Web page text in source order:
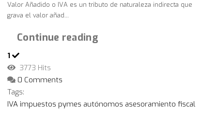
Valor Añadido o IVA es un tributo de naturaleza indirecta que
grava el valor añad...
Continue reading
1
3773 Hits
0 Comments
Tags:
IVA impuestos pymes autónomos asesoramiento fiscal